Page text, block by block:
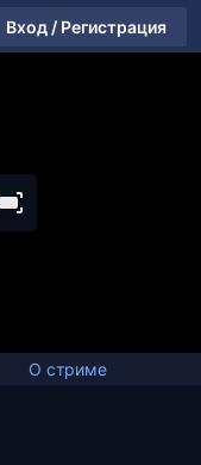
Вход / Регистрация
О стриме